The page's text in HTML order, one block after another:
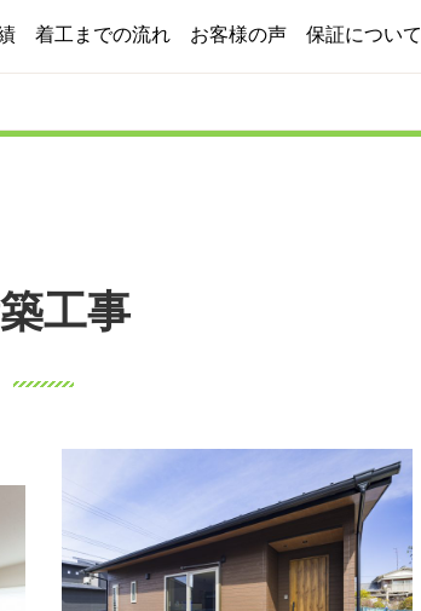
着工までの流れ お客様の声 保証について
工事